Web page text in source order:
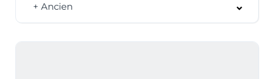
+ Ancien